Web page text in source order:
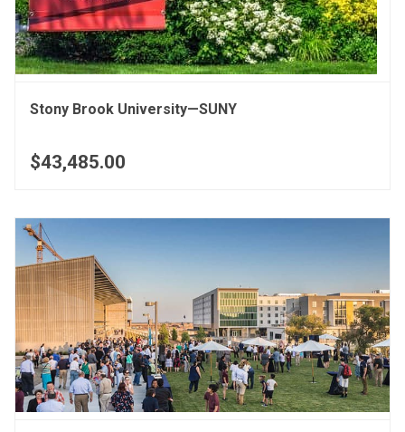
Stony Brook University—SUNY
$43,485.00